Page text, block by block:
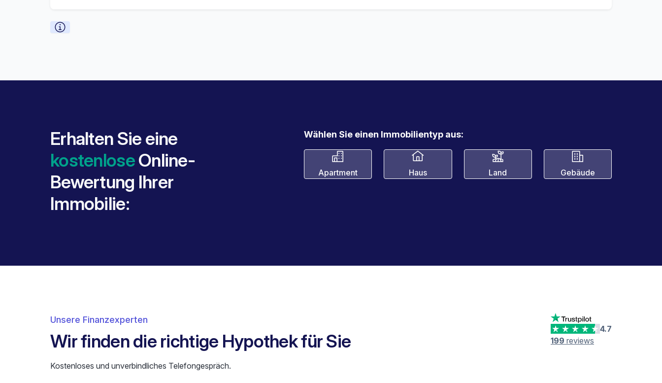
Erhalten Sie eine
kostenloseOnline-
Bewertung Ihrer
Immobilie:
Wählen Sie einen Immobilientyp aus:
Apartment Haus Land Gebäude
Unsere Finanzexperten
Wir finden die richtige Hypothek für Sie
Kostenloses und unverbindliches Telefongespräch.
4.7
199 reviews